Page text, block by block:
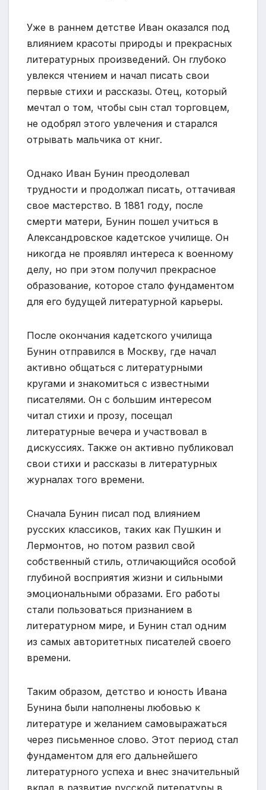
Уже в раннем детстве Иван оказался под
влиянием красоты природы и прекрасных
литературных произведений. Он глубоко
увлекся чтением и начал писать свои
первые стихи и рассказы. Отец, который
мечтал о том, чтобы сын стал торговцем,
не одобрял этого увлечения и старался
отрывать мальчика от книг.
Однако Иван Бунин преодолевал
трудности и продолжал писать, оттачивая
свое мастерство. В 1881 году, после
смерти матери, Бунин пошел учиться в
Александровское кадетское училище. Он
никогда не проявлял интереса к военному
делу, но при этом получил прекрасное
образование, которое стало фундаментом
для его будущей литературной карьеры.
После окончания кадетского училища
Бунин отправился в Москву, где начал
активно общаться с литературными
кругами и знакомиться с известными
писателями. Он с большим интересом
читал стихи и прозу, посещал
литературные вечера и участвовал в
дискуссиях. Также он активно публиковал
свои стихи и рассказы в литературных
журналах того времени.
Сначала Бунин писал под влиянием
русских классиков, таких как Пушкин и
Лермонтов, но потом развил свой
собственный стиль, отличающийся особой
глубиной восприятия жизни и сильными
эмоциональными образами. Его работы
стали пользоваться признанием в
литературном мире, и Бунин стал одним
из самых авторитетных писателей своего
времени.
Таким образом, детство и юность Ивана
Бунина были наполнены любовью к
литературе и желанием самовыражаться
через письменное слово. Этот период стал
фундаментом для его дальнейшего
литературного успеха и внес значительный
вклад в развитие русской литературы в